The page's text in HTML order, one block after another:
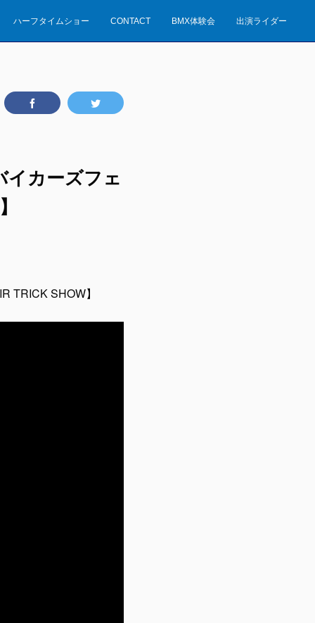
ハーフタイムショー CONTACT BMX体験会 出演ライダー
イカーズフェ
TRICK SHOW】